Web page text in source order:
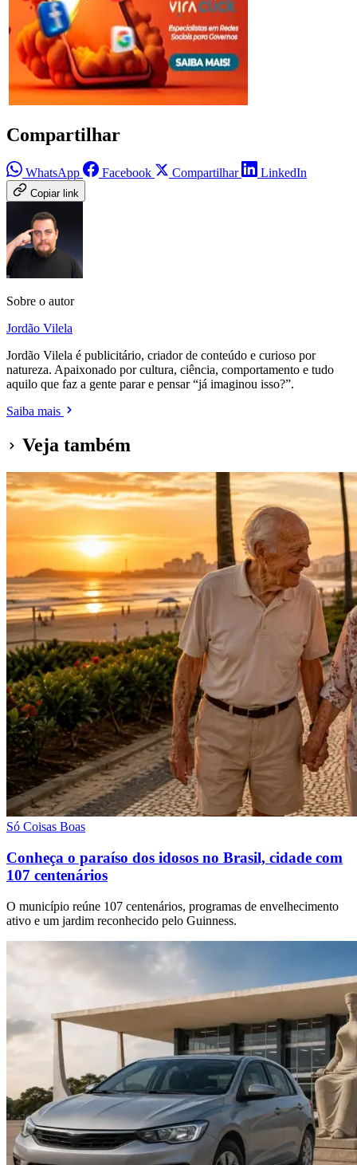
Compartilhar
WhatsApp Facebook Compartilhar LinkedIn
Copiar link
Sobre o autor
Jordão Vilela
Jordão Vilela é publicitário, criador de conteúdo e curioso por
natureza. Apaixonado por cultura, ciência, comportamento e tudo
aquilo que faz a gente parar e pensar “já imaginou isso?”.
Saiba mais
Veja também
Só Coisas Boas
Conheça o paraíso dos idosos no Brasil, cidade com
107 centenários
O município reúne 107 centenários, programas de envelhecimento
ativo e um jardim reconhecido pelo Guinness.